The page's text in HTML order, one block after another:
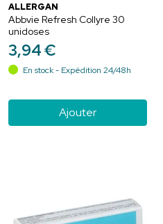
ALLERGAN
Abbvie Refresh Collyre 30
unidoses
3,94€
En stock - Expédition 24/48h
Ajouter